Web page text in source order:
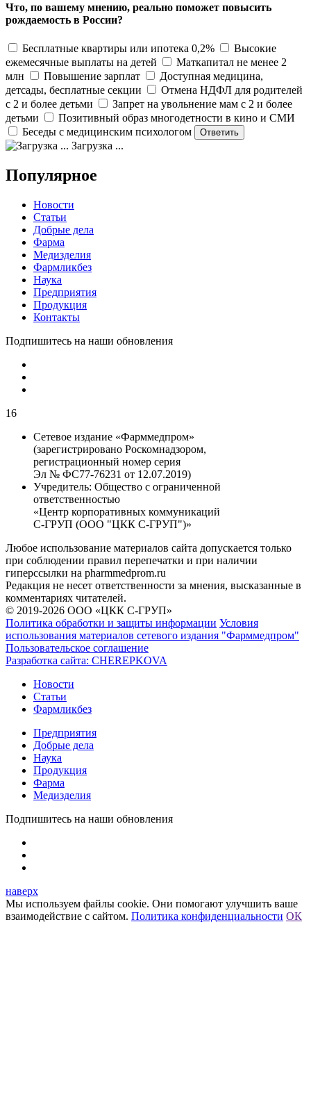
Что, по вашему мнению, реально поможет повысить
рождаемость в России?
Бесплатные квартиры или ипотека 0,2%
Высокие
ежемесячные выплаты на детей
Маткапитал не менее 2
млн
Повышение зарплат
Доступная медицина,
детсады, бесплатные секции
Отмена НДФЛ для родителей
с 2 и более детьми
Запрет на увольнение мам с 2 и более
детьми
Позитивный образ многодетности в кино и СМИ
Беседы с медицинским психологом
Загрузка ...
Популярное
Новости
Статьи
Добрые дела
Фарма
Медизделия
Фармликбез
Наука
Предприятия
Продукция
Контакты
Подпишитесь на наши обновления
16
Сетевое издание «Фарммедпром»
(зарегистрировано Роскомнадзором,
регистрационный номер серия
Эл № ФС77-76231 от 12.07.2019)
Учредитель: Общество с ограниченной
ответственностью
«Центр корпоративных коммуникаций
С-ГРУП (ООО "ЦКК С-ГРУП")»
Любое использование материалов сайта допускается только
при соблюдении правил перепечатки и при наличии
гиперссылки на pharmmedprom.ru
Редакция не несет ответственности за мнения, высказанные в
комментариях читателей.
© 2019-2026 ООО «ЦКК С-ГРУП»
Политика обработки и защиты информации Условия
использования материалов сетевого издания "Фарммедпром"
Пользовательское соглашение
Разработка сайта: CHEREPKOVA
Новости
Статьи
Фармликбез
Предприятия
Добрые дела
Наука
Продукция
Фарма
Медизделия
Подпишитесь на наши обновления
наверх
Мы используем файлы cookie. Они помогают улучшить ваше
взаимодействие с сайтом. Политика конфиденциальности ОК